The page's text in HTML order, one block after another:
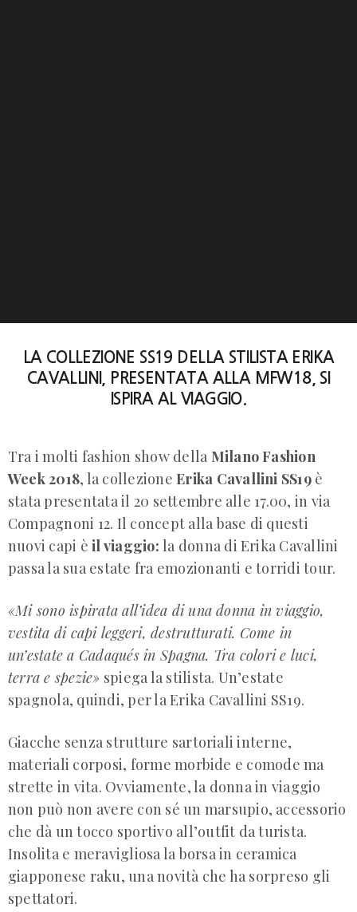
LA COLLEZIONE SS19 DELLA STILISTA ERIKA
CAVALLINI, PRESENTATA ALLA MFW18, SI
ISPIRA AL VIAGGIO.
Tra i molti fashion show della Milano Fashion
Week 2018, la collezione Erika Cavallini SS19è
stata presentata il 20 settembre alle 17.00, in via
Compagnoni 12. Il concept alla base di questi
nuovi capi èil viaggio: la donna di Erika Cavallini
passa la sua estate fra emozionanti e torridi tour.
«Mi sono ispirata all’idea di una donna in viaggio,
vestita di capi leggeri, destrutturati. Come in
un’estate a Cadaqués in Spagna. Tra colori e luci,
terra e spezie» spiega la stilista. Un’estate
spagnola, quindi, per la Erika Cavallini SS19.
Giacche senza strutture sartoriali interne,
materiali corposi, forme morbide e comode ma
strette in vita. Ovviamente, la donna in viaggio
non può non avere con sé un marsupio, accessorio
che dà un tocco sportivo all’outfit da turista.
Insolita e meravigliosa la borsa in ceramica
giapponese raku, una novità che ha sorpreso gli
spettatori.